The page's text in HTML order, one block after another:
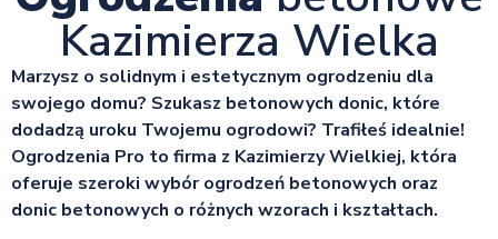
Kazimierza Wielka
Marzysz o solidnym i estetycznym ogrodzeniu dla
swojego domu? Szukasz betonowych donic, które
dodadzą uroku Twojemu ogrodowi? Trafiłeś idealnie!
Ogrodzenia Pro to firma z Kazimierzy Wielkiej, która
oferuje szeroki wybór ogrodzeń betonowych oraz
donic betonowych o różnych wzorach i kształtach.